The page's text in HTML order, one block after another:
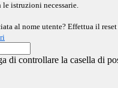
istruzioni necessarie.
al nome utente? Effettua il
di controllare la casella di